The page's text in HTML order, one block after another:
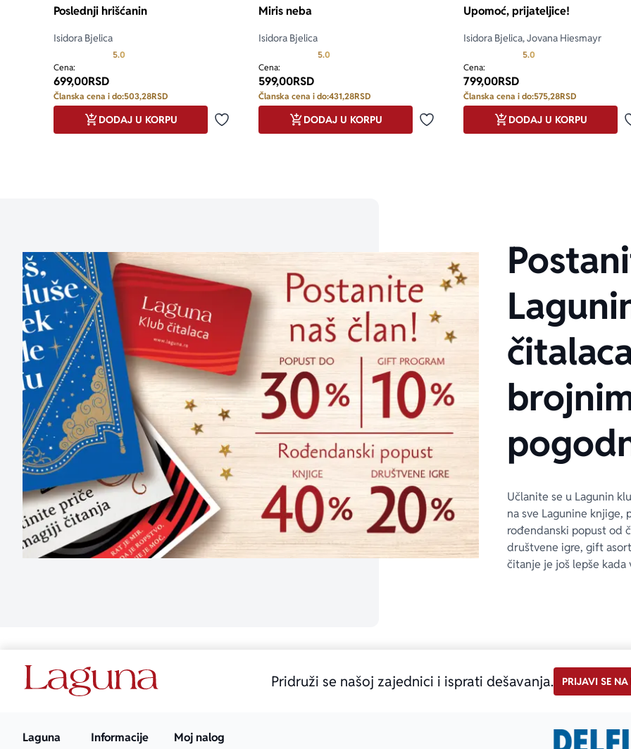
Poslednji hrišćanin
Isidora Bjelica
5.0
Cena:
699,00RSD
Članska cena i do:503,28RSD
Dodaj u omiljene
DODAJ U KORPU
Miris neba
Isidora Bjelica
5.0
Cena:
599,00RSD
Članska cena i do:431,28RSD
Dodaj u omiljene
DODAJ U KORPU
Upomoć, prijateljice!
Isidora Bjelica, Jovana Hiesmayr
5.0
Cena:
799,00RSD
Članska cena i do:575,28RSD
DODAJ U KORPU
Učlanite se u Lagunin
na sve Lagunine knjige,
rođendanski popust od
društvene igre, gift
čitanje je još lepše kada
Pridruži se našoj zajednici i isprati dešavanja. PRIJAVI SE NA
Laguna
Informacije
Moj nalog